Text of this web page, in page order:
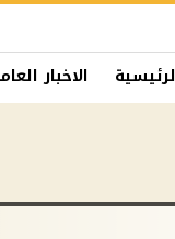
الاخبار